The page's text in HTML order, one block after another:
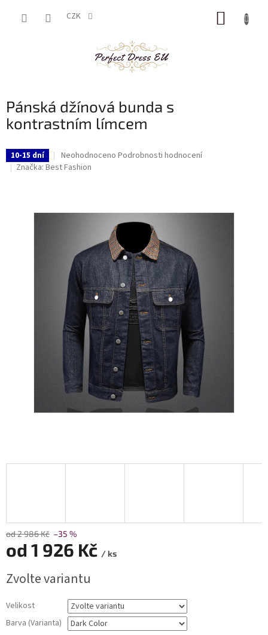
CZK
Pánská džínová bunda s
kontrastním límcem
10-15 dní
Průměrné
hodnocení
z
Neohodnoceno Podrobnosti hodnocení
Značka: Best Fashion
od 2 986 Kč –35 %
od 1 926 Kč / ks
cena:
Zvolte variantu
Velikost
Barva (Varianta)